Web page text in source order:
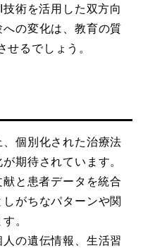
術を活用した双方向
の変化は、教育の質
るでしょう。
個別化された治療法
期待されています。
と患者データを統合
がちなパターンや関
。
の遺伝情報、生活習